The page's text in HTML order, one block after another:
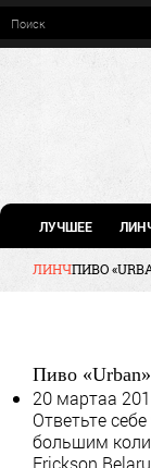
ЛУЧШЕЕ
ЛИНЧПИВО
Пиво «Urban»
20 мартаа
Ответьте
большим
Erickson